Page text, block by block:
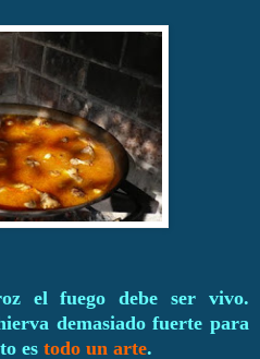
el fuego debe ser vivo.
demasiado fuerte para
es todo un arte.